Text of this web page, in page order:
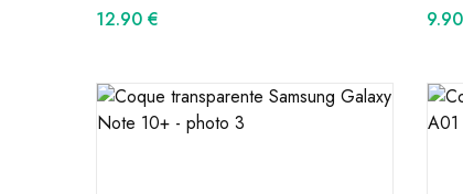
12.90 € 9.90